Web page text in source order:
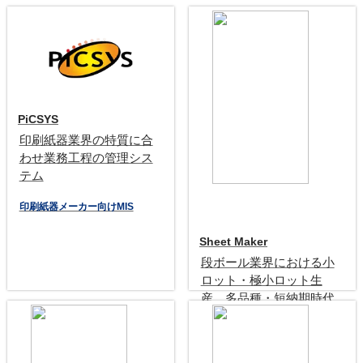
PiCSYS
印刷紙器業界の特質に合
わせ業務工程の管理シス
テム
印刷紙器メーカー向けMIS
Sheet Maker
段ボール業界における小
ロット・極小ロット生
産、多品種・短納期時代
に適した業務管理システ